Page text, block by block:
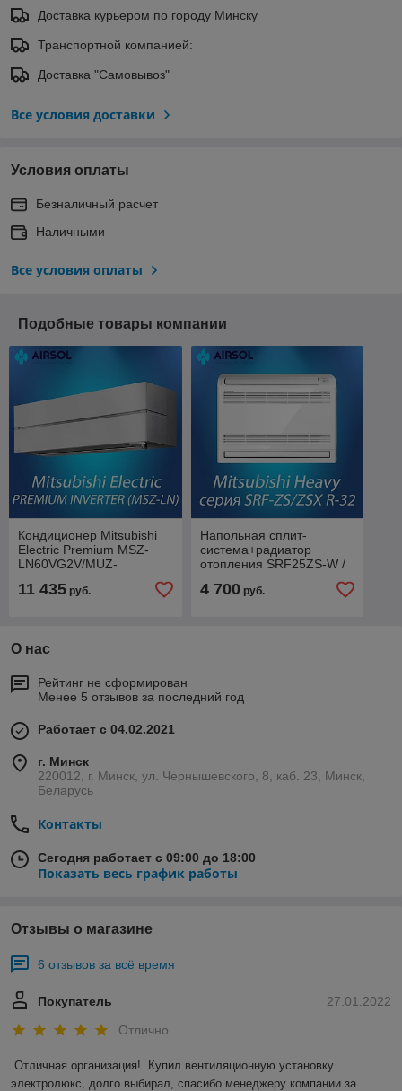
Доставка курьером по городу Минску
Транспортной компанией:
Доставка "Самовывоз"
Все условия доставки
Условия оплаты
Безналичный расчет
Наличными
Все условия оплаты
Подобные товары компании
Кондиционер Mitsubishi
Electric Premium MSZ-
LN60VG2V/MUZ-
LN60VG2 (перламутрово-
белый)
11 435 руб.
Напольная сплит-
система+радиатор
отопления SRF25ZS-W /
SRC25ZS-W2 Mitsubishi
Heavy Industries
4 700руб.
О нас
Рейтинг не сформирован
Менее 5 отзывов за последний год
Работает с 04.02.2021
г. Минск
220012, г. Минск, ул. Чернышевского, 8, каб. 23, Минск,
Беларусь
Контакты
Сегодня работает с 09:00 до 18:00
Показать весь график работы
Отзывы о магазине
6 отзывов за всё время
27.01.2022
Покупатель
Отлично
Отличная организация!  Купил вентиляционную установку
электролюкс, долго выбирал, спасибо менеджеру компании за